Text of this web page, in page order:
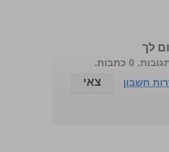
לך
חשבון
צאי